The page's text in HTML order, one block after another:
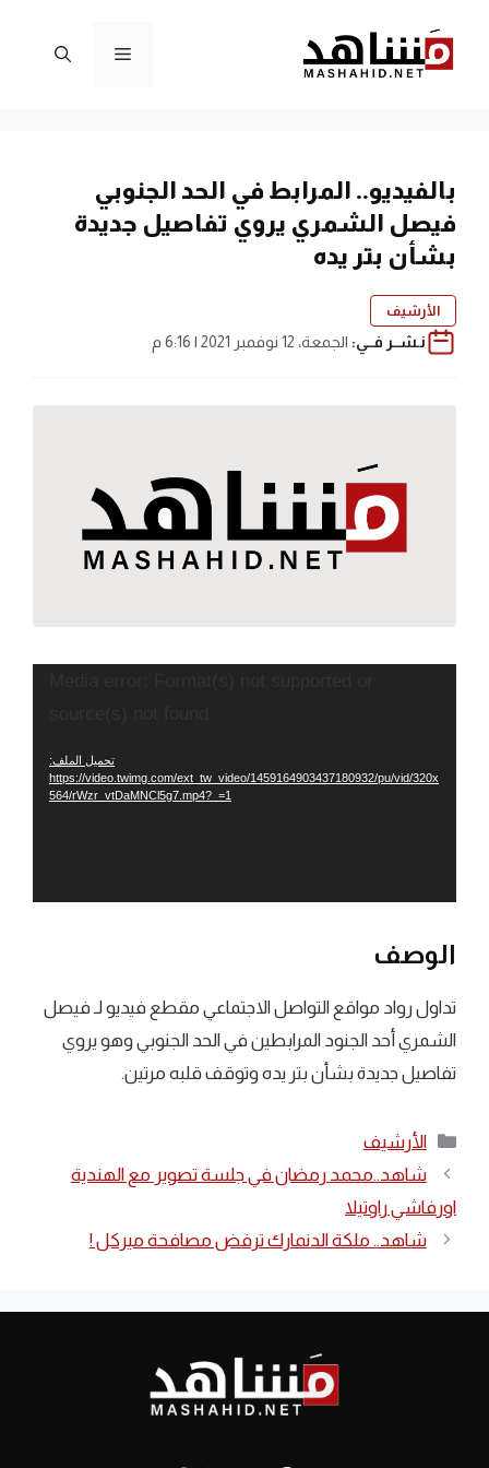
المحتوى
القائمة
بالفيديو.. المرابط في الحد الجنوبي
فيصل الشمري يروي تفاصيل جديدة
بشأن بتر يده
الأرشيف
نـشــر فــي: الجمعة، 12 نوفمبر 2021 | 6:16 م
تحميل الملف:
https://video.twimg.com/ext_tw_video/1459164903437180932/pu/vid/320x
564/rWzr_vtDaMNCl5g7.mp4?_=1
الوصف
تداول رواد مواقع التواصل الاجتماعي مقطع فيديو لـ فيصل
الشمري أحد الجنود المرابطين في الحد الجنوبي وهو يروي
تفاصيل جديدة بشأن بتر يده وتوقف قلبه مرتين.
التصنيفات
الأرشيف
شاهد..‏محمد رمضان في جلسة تصوير مع الهندية
اورفاشي راوتيلا
شاهد.. ملكة الدنمارك ترفض مصافحة ميركل !